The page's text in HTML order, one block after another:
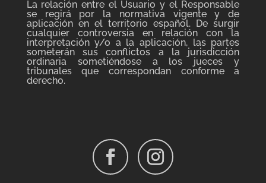
La relación entre el Usuario y el Responsable
se regirá por la normativa vigente y de
aplicación en el territorio español. De surgir
cualquier controversia en relación con la
interpretación y/o a la aplicación, las partes
someterán sus conflictos a la jurisdicción
ordinaria sometiéndose a los jueces y
tribunales que correspondan conforme a
derecho.